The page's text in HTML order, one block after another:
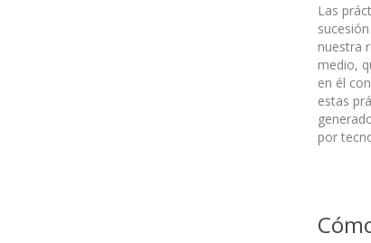
Las
nuestra
medio,
en él
estas
por